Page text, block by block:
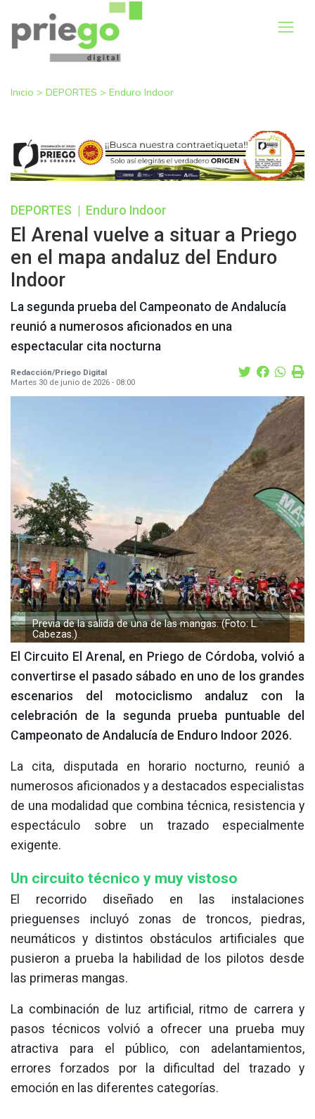
Inicio > DEPORTES > Enduro Indoor
DEPORTES Enduro Indoor
El Arenal vuelve a situar a Priego
en el mapa andaluz del Enduro
Indoor
La segunda prueba del Campeonato de Andalucía
reunió a numerosos aficionados en una
espectacular cita nocturna
Redacción/Priego Digital
Martes 30 de junio de 2026 - 08:00
Previa de la salida de una de las mangas. (Foto: L.
Cabezas.)
El Circuito El Arenal, en Priego de Córdoba, volvió a
convertirse el pasado sábado en uno de los grandes
escenarios del motociclismo andaluz con la
celebración de la segunda prueba puntuable del
Campeonato de Andalucía de Enduro Indoor 2026.
La cita, disputada en horario nocturno, reunió a
numerosos aficionados y a destacados especialistas
de una modalidad que combina técnica, resistencia y
espectáculo sobre un trazado especialmente
exigente.
Un circuito técnico y muy vistoso
El recorrido diseñado en las instalaciones
prieguenses incluyó zonas de troncos, piedras,
neumáticos y distintos obstáculos artificiales que
pusieron a prueba la habilidad de los pilotos desde
las primeras mangas.
La combinación de luz artificial, ritmo de carrera y
pasos técnicos volvió a ofrecer una prueba muy
atractiva para el público, con adelantamientos,
errores forzados por la dificultad del trazado y
emoción en las diferentes categorías.